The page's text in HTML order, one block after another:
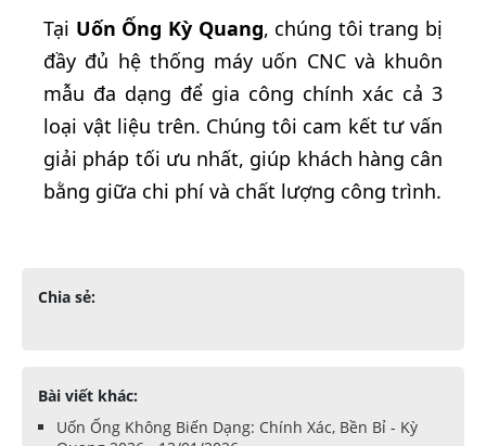
Tại Uốn Ống Kỳ Quang, chúng tôi trang bị
đầy đủ hệ thống máy uốn CNC và khuôn
mẫu đa dạng để gia công chính xác cả 3
loại vật liệu trên. Chúng tôi cam kết tư vấn
giải pháp tối ưu nhất, giúp khách hàng cân
bằng giữa chi phí và chất lượng công trình.
Chia sẻ:
Bài viết khác:
Uốn Ống Không Biến Dạng: Chính Xác, Bền Bỉ - Kỳ